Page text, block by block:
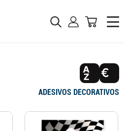
ADESIVOS DECORATIVOS